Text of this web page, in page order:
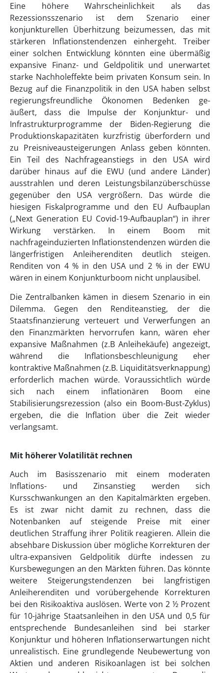
Eine höhere Wahrscheinlichkeit als das
Rezessionsszenario ist dem Szenario einer
konjunkturellen Überhitzung beizumessen, das mit
stärkeren Inflationstendenzen einhergeht. Treiber
einer solchen Entwicklung könnten eine übermäßig
expansive Finanz- und Geldpolitik und unerwartet
starke Nachholeffekte beim privaten Konsum sein. In
Bezug auf die Finanzpolitik in den USA haben selbst
regierungsfreundliche Ökonomen Bedenken ge-
äußert, dass die Impulse der Konjunktur- und
Infrastrukturprogramme der Biden-Regierung die
Produktionskapazitäten kurzfristig überfordern und
zu Preisniveausteigerungen Anlass geben könnten.
Ein Teil des Nachfrageanstiegs in den USA wird
darüber hinaus auf die EWU (und andere Länder)
ausstrahlen und deren Leistungsbilanzüberschüsse
gegenüber den USA vergrößern. Das würde die
hiesigen Fiskalprogramme und den EU Aufbauplan
(„Next Generation EU Covid-19-Aufbauplan“) in ihrer
Wirkung verstärken. In einem Boom mit
nachfrageinduzierten Inflationstendenzen würden die
längerfristigen Anleiherenditen deutlich steigen.
Renditen von 4 % in den USA und 2 % in der EWU
wären in einem Konjunkturboom nicht unplausibel.
Die Zentralbanken kämen in diesem Szenario in ein
Dilemma. Gegen den Renditeanstieg, der die
Staatsfinanzierung verteuert und Verwerfungen an
den Finanzmärkten hervorrufen kann, wären eher
expansive Maßnahmen (z.B Anleihekäufe) angezeigt,
während die Inflationsbeschleunigung eher
kontraktive Maßnahmen (z.B. Liquiditätsverknappung)
erforderlich machen würde. Voraussichtlich würde
sich nach einem inflationären Boom eine
Stabilisierungsrezession (also ein Boom-Bust-Zyklus)
ergeben, die die Inflation über die Zeit wieder
verlangsamt.
Mit höherer Volatilität rechnen
Auch im Basisszenario mit einem moderaten
Inflations- und Zinsanstieg werden sich
Kursschwankungen an den Kapitalmärkten ergeben.
Es ist zwar nicht damit zu rechnen, dass die
Notenbanken auf steigende Preise mit einer
deutlichen Straffung ihrer Politik reagieren. Allein die
absehbare Diskussion über mögliche Korrekturen der
ultra-expansiven Geldpolitik dürfte indessen zu
Kursbewegungen an den Märkten führen. Das könnte
weitere Steigerungstendenzen bei langfristigen
Anleiherenditen und vorübergehende Korrekturen
bei den Risikoaktiva auslösen. Werte von 2 ½ Prozent
für 10-jährige Staatsanleihen in den USA und 0,5 für
entsprechende Bundesanleihen sind bei starker
Konjunktur und höheren Inflationserwartungen nicht
unrealistisch. Eine grundlegende Neubewertung von
Aktien und anderen Risikoanlagen ist bei solchen